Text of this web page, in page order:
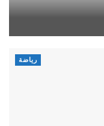
رياضة